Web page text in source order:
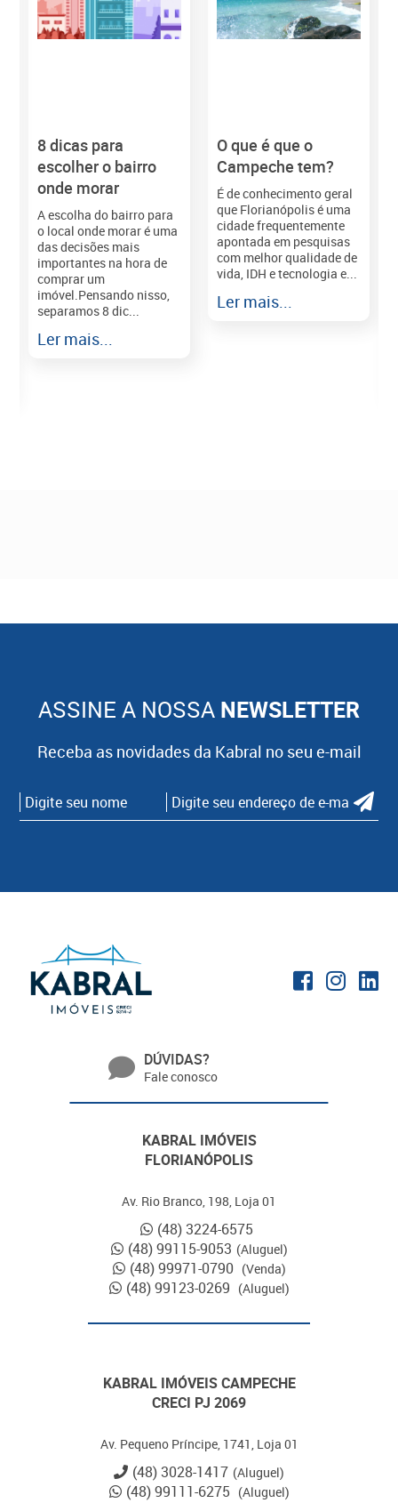
8 dicas para
escolher o bairro
onde morar
A escolha do bairro para
o local onde morar é uma
das decisões mais
importantes na hora de
comprar um
imóvel.Pensando nisso,
separamos 8 dic...
Ler mais...
O que é que o
Campeche tem?
É de conhecimento geral
que Florianópolis é uma
cidade frequentemente
apontada em pesquisas
com melhor qualidade de
vida, IDH e tecnologia e...
Ler mais...
ASSINE A NOSSA NEWSLETTER
Receba as novidades da Kabral no seu e-mail
DÚVIDAS?
Fale conosco
KABRAL IMÓVEIS
FLORIANÓPOLIS
Av. Rio Branco, 198, Loja 01
(48) 3224-6575
(48) 99115-9053 (Aluguel)
(48) 99971-0790 (Venda)
(48) 99123-0269 (Aluguel)
KABRAL IMÓVEIS CAMPECHE
CRECI PJ 2069
Av. Pequeno Príncipe, 1741, Loja 01
(48) 3028-1417 (Aluguel)
(48) 99111-6275 (Aluguel)